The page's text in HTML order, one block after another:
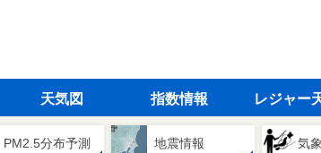
天気図 指数情報 レジャー
PM2.5分布予測 地震情報 気